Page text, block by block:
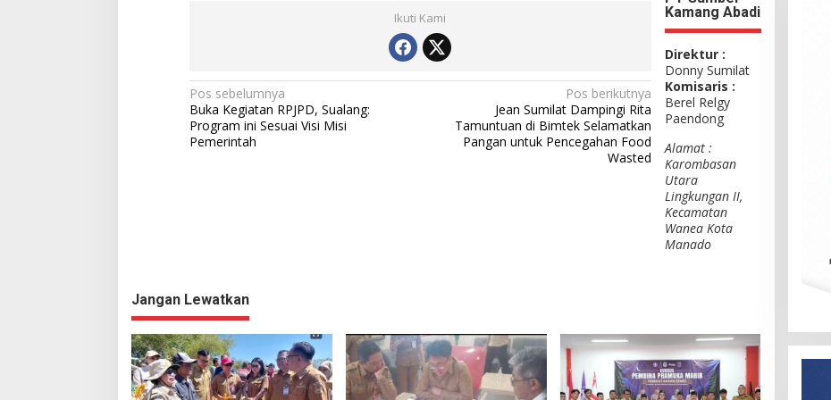
Ikuti Kami
N
a
v
p
o
s
Pos sebelumnya
Buka Kegiatan RPJPD, Sualang:
Program ini Sesuai Visi Misi
Pemerintah
Pos berikutnya
Jean Sumilat Dampingi Rita
Tamuntuan di Bimtek Selamatkan
Pangan untuk Pencegahan Food
Wasted
Kamang Abadi
Direktur :
Donny Sumilat
Komisaris :
Berel Relgy
Paendong
Alamat :
Karombasan
Utara
Lingkungan II,
Kecamatan
Wanea Kota
Manado
Jangan Lewatkan